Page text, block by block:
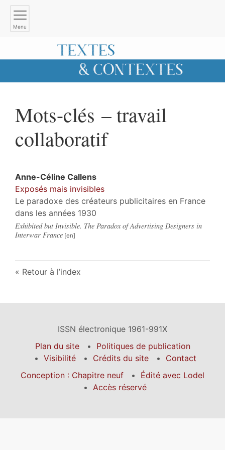
Menu
Mots-clés – travail
collaboratif
Anne-Céline Callens
Exposés mais invisibles
Le paradoxe des créateurs publicitaires en France
dans les années 1930
Exhibited but Invisible. The Paradox of Advertising Designers in
Interwar France
Retour à l’index
ISSN électronique 1961-991X
Plan du site
Politiques de publication
Visibilité
Crédits du site
Contact
Conception : Chapitre neuf
Édité avec Lodel
Accès réservé